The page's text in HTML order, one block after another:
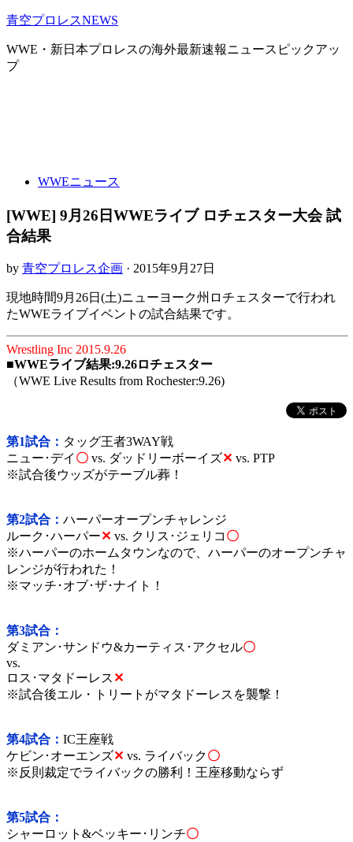
青空プロレスNEWS
WWE・新日本プロレスの海外最新速報ニュースピックアッ
プ
WWEニュース
[WWE] 9月26日WWEライブ ロチェスター大会 試
合結果
by 青空プロレス企画 · 2015年9月27日
現地時間9月26日(土)ニューヨーク州ロチェスターで行われ
たWWEライブイベントの試合結果です。
Wrestling Inc 2015.9.26
■WWEライブ結果:9.26ロチェスター
（WWE Live Results from Rochester:9.26)
第1試合： タッグ王者3WAY戦
ニュー･デイ 〇 vs. ダッドリーボーイズ✕ vs. PTP
※試合後ウッズがテーブル葬！
第2試合： ハーパーオープンチャレンジ
ルーク･ハーパー✕ vs. クリス･ジェリコ 〇
※ハーパーのホームタウンなので、ハーパーのオープンチャ
レンジが行われた！
※マッチ･オブ･ザ･ナイト！
第3試合：
ダミアン･サンドウ&カーティス･アクセル〇
vs.
ロス･マタドーレス ✕
※試合後エル・トリートがマタドーレスを襲撃！
第4試合： IC王座戦
ケビン･オーエンズ✕ vs. ライバック〇
※反則裁定でライバックの勝利！王座移動ならず
第5試合：
シャーロット&ベッキー･リンチ〇